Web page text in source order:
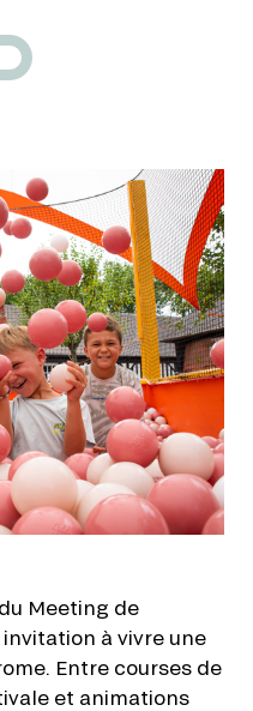
Meeting de
à vivre une
Entre courses de
et animations